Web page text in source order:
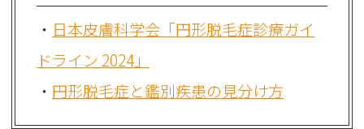
・ 日本皮膚科学会「円形脱毛症診療ガイ
ドライン 2024」
・ 円形脱毛症と鑑別疾患の見分け方